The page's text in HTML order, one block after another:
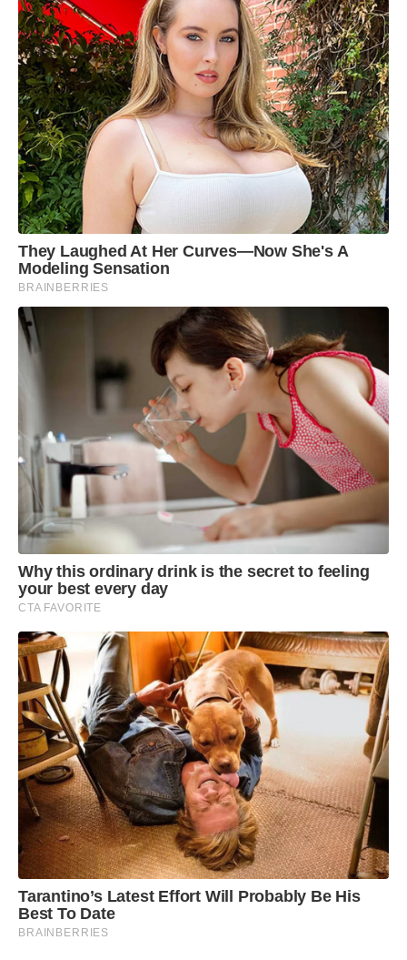
They Laughed At Her Curves—Now She's A
Modeling Sensation
BRAINBERRIES
Why this ordinary drink is the secret to feeling
your best every day
CTA FAVORITE
Tarantino’s Latest Effort Will Probably Be His
Best To Date
BRAINBERRIES